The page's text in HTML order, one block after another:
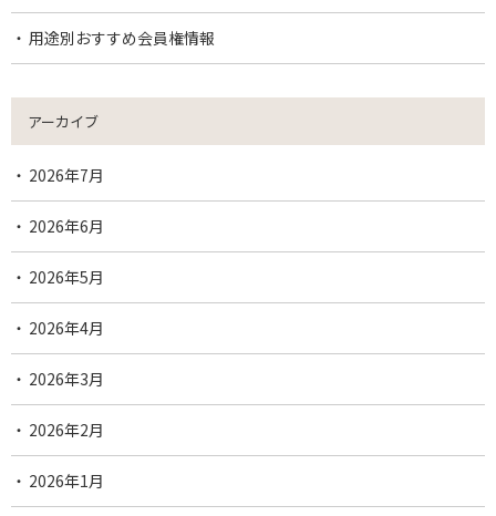
用途別おすすめ会員権情報
アーカイブ
2026年7月
2026年6月
2026年5月
2026年4月
2026年3月
2026年2月
2026年1月